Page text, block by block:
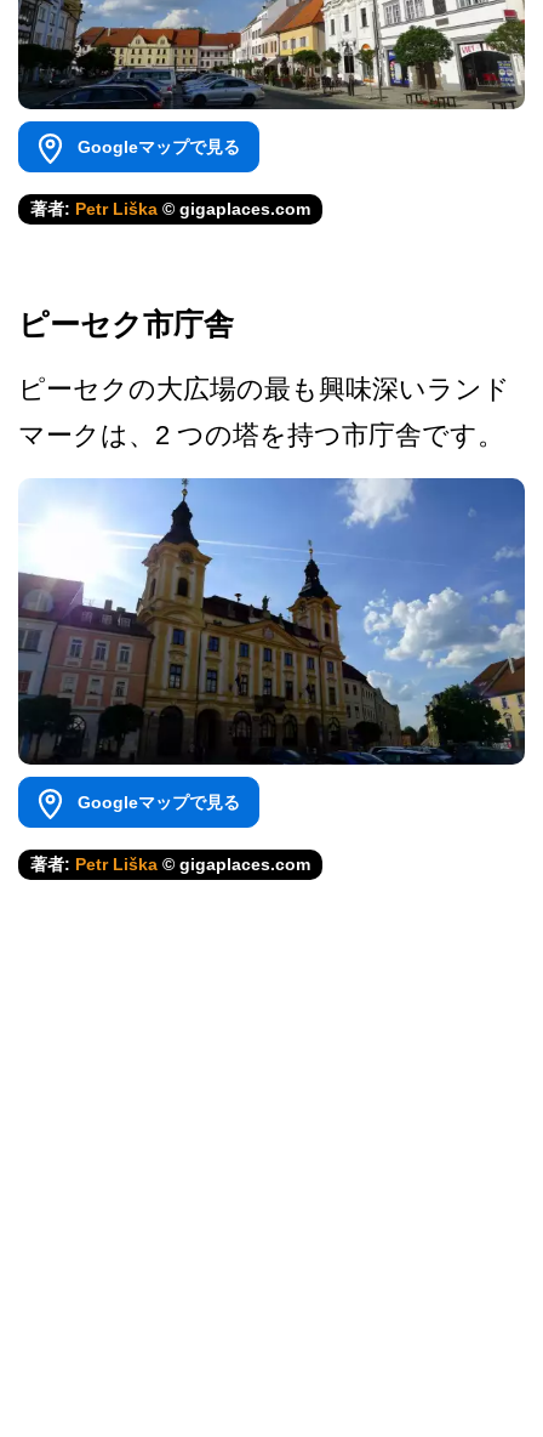
Googleマップで見る
著者: Petr Liška © gigaplaces.com
ピーセク市庁舎
ピーセクの大広場の最も興味­深いランド
マークは、2 つの塔を持つ市庁舎です。
Googleマップで見る
著者: Petr Liška © gigaplaces.com